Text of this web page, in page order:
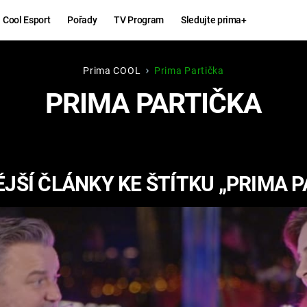
Cool Esport Pořady TV Program Sledujte prima+
Hry
KINGDOM
COME:
DELIVERANCE
ESPORT
Zábava
CHUCK
NORRIS
Prima COOL Prima Partička
PRIMA PARTIČKA
ČLÁNKY KE ŠTÍTKU „PRIMA